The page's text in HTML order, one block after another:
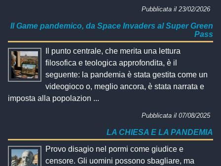
Pubblicata il 23/02/2026
Il Game pandemico, da Space Invaders al Super Green
Pass
Il punto centrale, che merita una lettura
filosofica e teologica approfondita, è il
seguente: la pandemia è stata gestita come un
videogioco o, meglio ancora, è stata narrata e
imposta alla popolazion ...
Pubblicata il 07/08/2025
LA CHIESA E LA PANDEMIA
Provo disagio nel pormi come giudice e
censore. Gli uomini possono sbagliare, ma